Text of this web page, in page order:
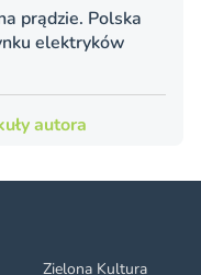
prądzie. Polska
elektryków
autora
Zielona Kultura